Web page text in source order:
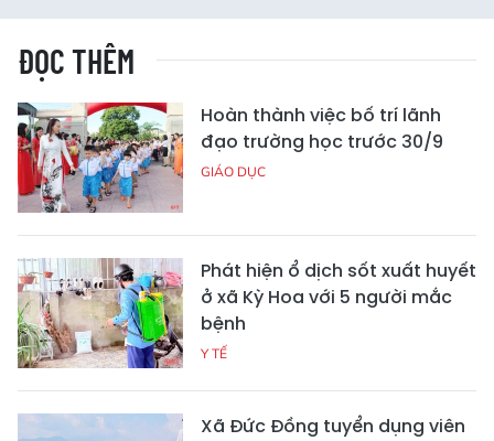
ĐỌC THÊM
Hoàn thành việc bố trí lãnh
đạo trường học trước 30/9
GIÁO DỤC
Phát hiện ổ dịch sốt xuất huyết
ở xã Kỳ Hoa với 5 người mắc
bệnh
Y TẾ
Xã Đức Đồng tuyển dụng viên